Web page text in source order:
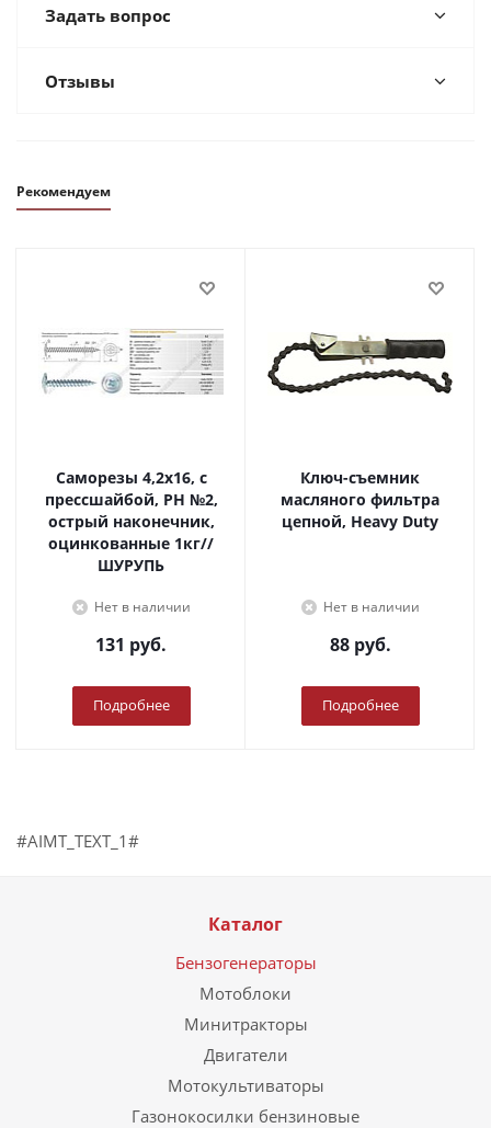
Задать вопрос
Отзывы
Рекомендуем
Саморезы 4,2х16, с
прессшайбой, PH №2,
острый наконечник,
оцинкованные 1кг//
ШУРУПЬ
Нет в наличии
131 руб.
Подробнее
Ключ-съемник
масляного фильтра
цепной, Heavy Duty
Нет в наличии
88руб.
Подробнее
#AIMT_TEXT_1#
Каталог
Бензогенераторы
Мотоблоки
Минитракторы
Двигатели
Мотокультиваторы
Газонокосилки бензиновые